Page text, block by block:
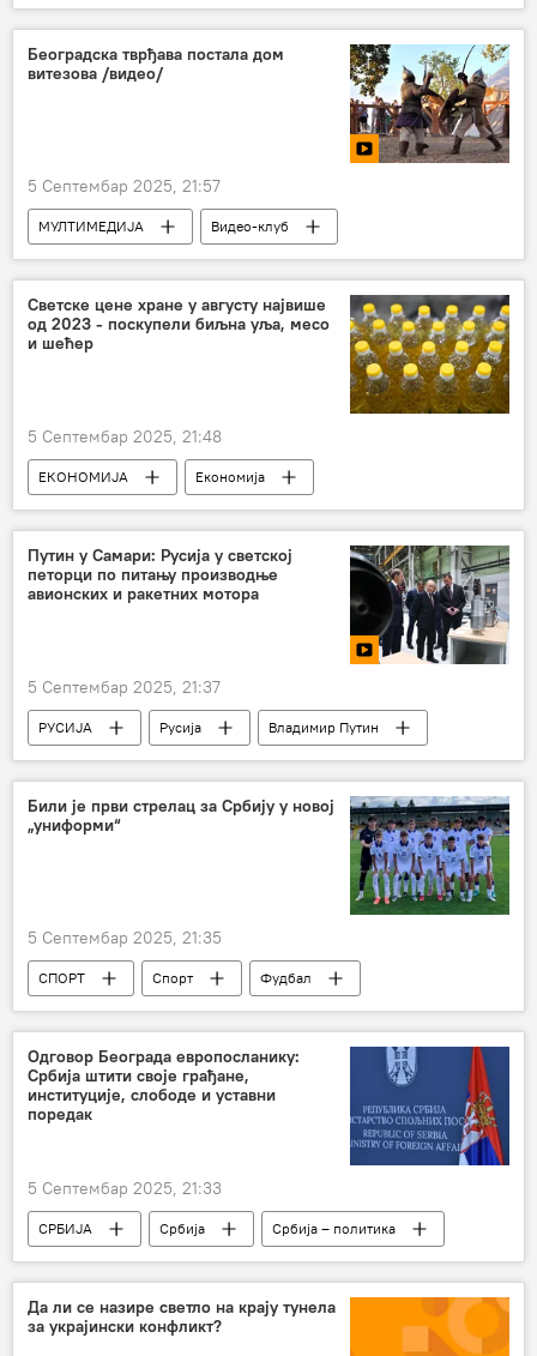
Арктик
коридор
Београдска тврђава постала дом
витезова /видео/
5 Септембар 2025, 21:57
МУЛТИМЕДИЈА Видео-клуб
Светске цене хране у августу највише
од 2023 - поскупели биљна уља, месо
и шећер
5 Септембар 2025, 21:48
ЕКОНОМИЈА
Економија
Свет – економија
цене
Путин у Самари: Русија у светској
петорци по питању производње
авионских и ракетних мотора
5 Септембар 2025, 21:37
РУСИЈА Русија
Владимир Путин
мотори
руски ракетни мотори
Били је први стрелац за Србију у новој
„униформи“
5 Септембар 2025, 21:35
СПОРТ Спорт Фудбал
Одговор Београда европосланику:
Србија штити своје грађане,
институције, слободе и уставни
поредак
5 Септембар 2025, 21:33
СРБИЈА Србија Србија – политика
Да ли се назире светло на крају тунела
за украјински конфликт?